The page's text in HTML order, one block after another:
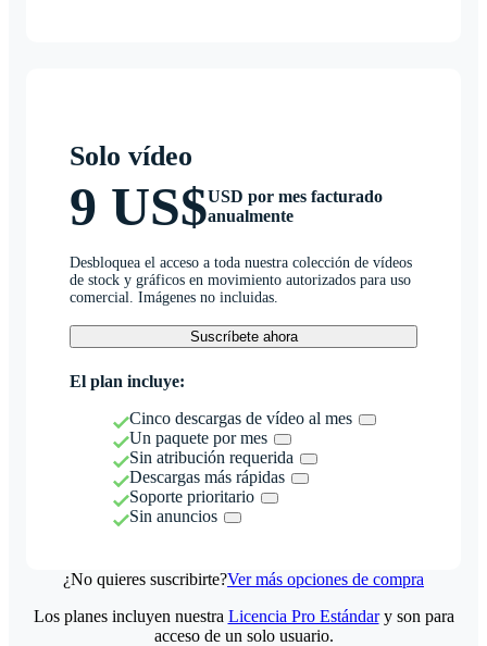
Solo vídeo
9 US$USD por mes facturado
anualmente
Desbloquea el acceso a toda nuestra colección de vídeos
de stock y gráficos en movimiento autorizados para uso
comercial. Imágenes no incluidas.
Suscríbete ahora
El plan incluye:
Cinco descargas de vídeo al mes
Un paquete por mes
Sin atribución requerida
Descargas más rápidas
Soporte prioritario
Sin anuncios
¿No quieres suscribirte?Ver más opciones de compra
Los planes incluyen nuestra Licencia Pro Estándary son para
acceso de un solo usuario.